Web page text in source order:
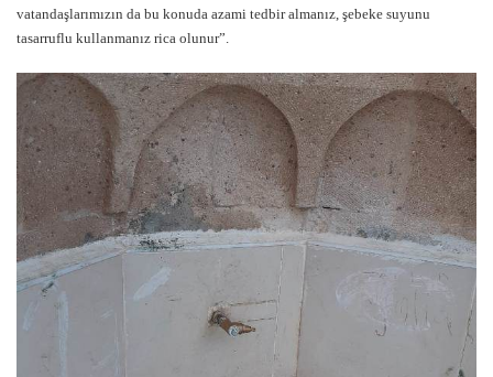
vatandaşlarımızın da bu konuda azami tedbir almanız, şebeke suyunu
tasarruflu kullanmanız rica olunur”.